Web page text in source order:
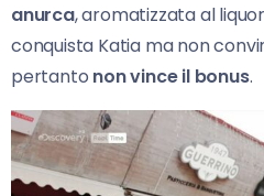
anurca, aromatizzata al
conquista Katia ma non
pertanto non vince il bonus.